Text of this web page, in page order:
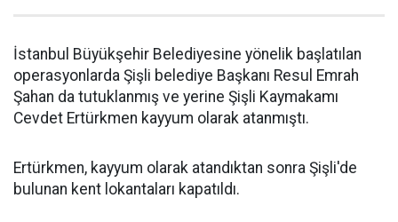
İstanbul Büyükşehir Belediyesine yönelik başlatılan
operasyonlarda Şişli belediye Başkanı Resul Emrah
Şahan da tutuklanmış ve yerine Şişli Kaymakamı
Cevdet Ertürkmen kayyum olarak atanmıştı.
Ertürkmen, kayyum olarak atandıktan sonra Şişli'de
bulunan kent lokantaları kapatıldı.